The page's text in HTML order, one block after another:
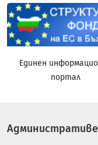
Единен
портал